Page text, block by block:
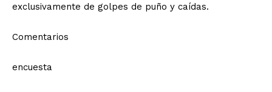
exclusivamente de golpes de puño y caídas.
Comentarios
encuesta